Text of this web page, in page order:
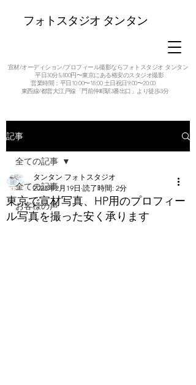
フォトスタジオ タンタン
宣材/オーディション/プロフィール撮影ならフォトスタジオ タンタン
平日30分5,800円〜東京にある格安のスタジオ撮影
営業時間：平日10:00〜18:00 土日祝日9:00〜20:00
東西線/都営大江戸線「門前仲町駅3番出口」より徒歩3分
記事
全ての記事
お客様の声
全ての記事
東京で宣材写真、HP用のプロフィー
ル写真を撮った安く承ります
タンタン フォトスタジオ
2023年2月19日 読了時間: 2分